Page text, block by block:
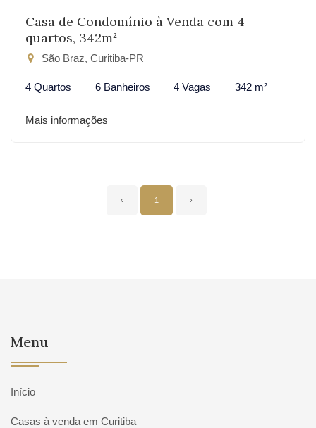
Casa de Condomínio à Venda com 4
quartos, 342m²
São Braz, Curitiba-PR
4 Quartos 6 Banheiros 4 Vagas 342 m²
Mais informações
‹ 1 ›
Menu
Início
Casas à venda em Curitiba